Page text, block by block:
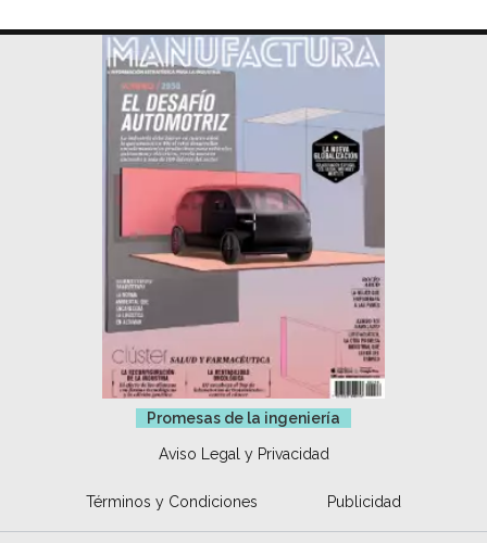
Promesas de la ingeniería
Aviso Legal y Privacidad
Términos y Condiciones Publicidad